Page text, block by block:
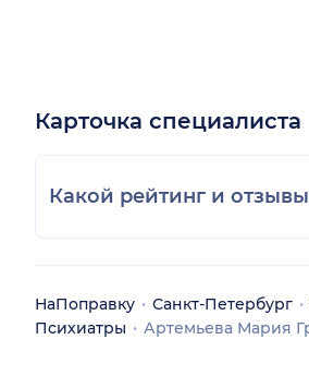
Карточка специалиста
Какой рейтинг и
НаПоправку Санкт-Петербург
Психиатры
Артемьева Мария